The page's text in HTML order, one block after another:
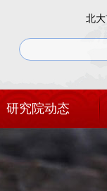
北
研究院动态